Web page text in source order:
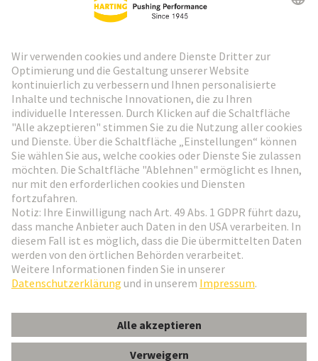
Weiter zur Anmeldung
Social Media
Schweiz Deutsch
© HARTING Technologiegruppe